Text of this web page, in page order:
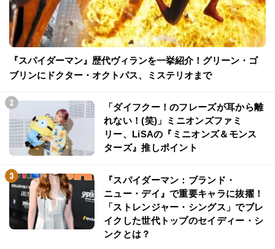
『スパイダーマン』歴代ヴィランを一挙紹介！グリーン・ゴ
ブリンにドクター・オクトパス、ミステリオまで
「ダイフクー！のフレーズが耳から離
れない！(笑)」ミニオンズファミ
リー、LiSAの『ミニオンズ＆モンス
ターズ』推しポイント
『スパイダーマン：ブランド・
ニュー・デイ』で重要キャラに抜擢！
「ストレンジャー・シングス」でブレ
イクした世代トップのセイディー・シ
ンクとは？